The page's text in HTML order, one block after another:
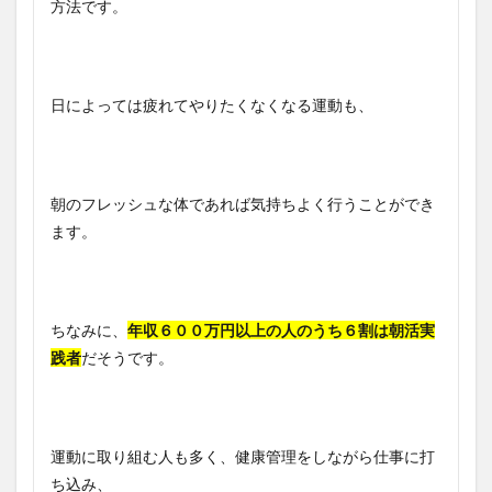
方法です。
日によっては疲れてやりたくなくなる運動も、
朝のフレッシュな体であれば気持ちよく行うことができ
ます。
ちなみに、 年収６００万円以上の人のうち６割は朝活実
践者だそうです。
運動に取り組む人も多く、健康管理をしながら仕事に打
ち込み、